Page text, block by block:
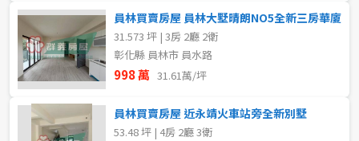
員林買賣房屋 員林大墅晴朗NO5全新三房華廈
31.573 坪 | 3房 2廳 2衛
彰化縣 員林市 員水路
998 萬 31.61萬/坪
員林買賣房屋 近永靖火車站旁全新別墅
53.48 坪 | 4房 2廳 3衛